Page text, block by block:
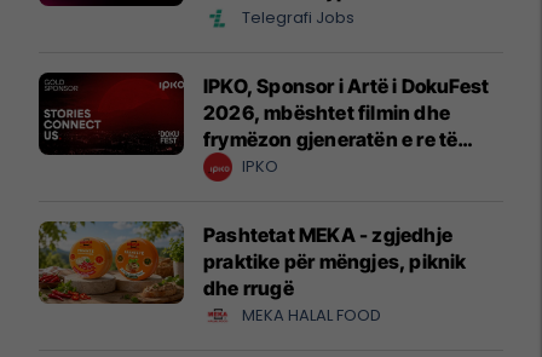
Telegrafi Jobs
IPKO, Sponsor i Artë i DokuFest
2026, mbështet filmin dhe
frymëzon gjeneratën e re të
krijuesve
IPKO
Pashtetat MEKA - zgjedhje
praktike për mëngjes, piknik
dhe rrugë
MEKA HALAL FOOD